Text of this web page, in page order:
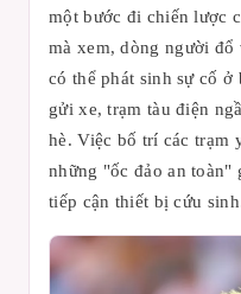
một bước đi chiến lược
mà xem, dòng người đổ
có thể phát sinh sự cố
gửi xe, trạm tàu điện
hè. Việc bố trí các trạm
những "ốc đảo an toàn"
tiếp cận thiết bị cứu